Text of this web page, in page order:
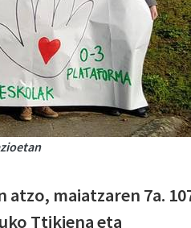
maiatzaren 7a.
Ttikiena eta